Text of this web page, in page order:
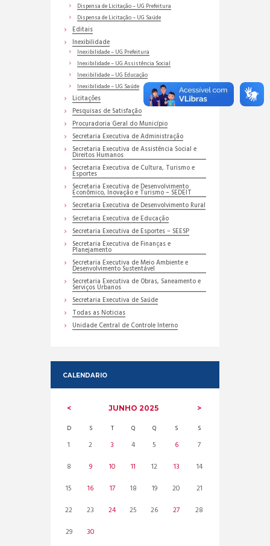
Dispensa de Licitação – UG Prefeitura
Dispensa de Licitação – UG Saúde
Editais
Inexibilidade
Inexibilidade – UG Prefeitura
Inexibilidade – UG Assistência Social
Inexibilidade – UG Educação
Inexibilidade – UG Saúde
Licitações
Pesquisas de Satisfação
Procuradoria Geral do Município
Secretaria Executiva de Administração
Secretaria Executiva de Assistência Social e
Direitos Humanos
Secretaria Executiva de Cultura, Turismo e
Esportes
Secretaria Executiva de Desenvolvimento
Econômico, Inovação e Turismo – SEDEIT
Secretaria Executiva de Desenvolvimento Rural
Secretaria Executiva de Educação
Secretaria Executiva de Esportes – SEESP
Secretaria Executiva de Finanças e
Planejamento
Secretaria Executiva de Meio Ambiente e
Desenvolvimento Sustentável
Secretaria Executiva de Obras, Saneamento e
Serviços Urbanos
Secretaria Executiva de Saúde
Todas as Noticias
Unidade Central de Controle Interno
CALENDARIO
JUNHO2025
D S T Q Q S S
1 2 3 4 5 6
7
8
9 10 11 12 13
14
15
16 17 18 19 20
21
22
23 24 25 26 27
28
29
30